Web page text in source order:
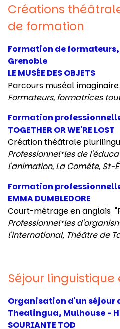
Créations
de formation
Formation de formateurs,
Grenoble
LE MUSÉE DES OBJETS
Parcours muséal imaginaire
Formateurs, formatrices
Formation
TOGETHER OR WE'RE LOST
Création théâtrale
Professionnel*les de
l'animation, La Cométe, St-
Formation
EMMA DUMBLEDORE
Court-métrage en anglais
Professionnel*les
l'international, Théâtre de
Séjour
Organisation d'un séjour
Thealingua, Mulhouse -
SOURIANTE TOD